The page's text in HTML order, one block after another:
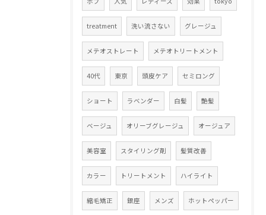
treatment 洗い流さない グレージュ
メテオストレート メテオトリートメント
40代 東京 頭皮ケア セミロング
ショート ラベンダー 白髪 艶髪
ベージュ オリーブグレージュ オージュア
美容室 スタイリング剤 髪質改善
カラー トリートメント ハイライト
縮毛矯正 銀座 メンズ ホットペッパー